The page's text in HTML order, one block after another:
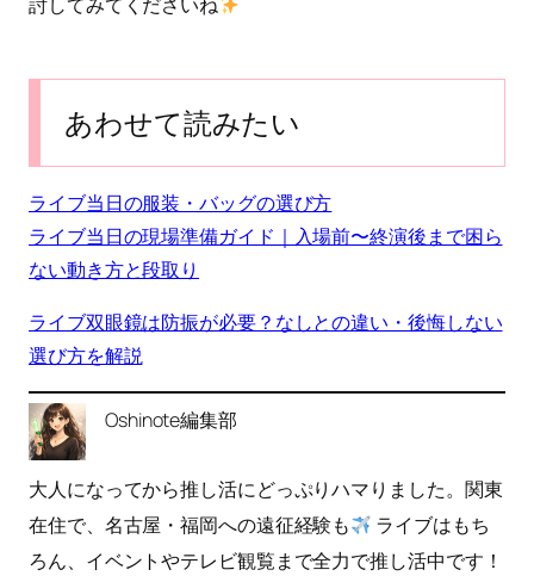
あわせて読みたい
ライブ当日の服装・バッグの選び方
ライブ当日の現場準備ガイド｜入場前〜終演後まで困ら
ない動き方と段取り
ライブ双眼鏡は防振が必要？なしとの違い・後悔しない
選び方を解説
Oshinote編集部
大人になってから推し活にどっぷりハマりました。関東
在住で、名古屋・福岡への遠征経験も
ライブはもち
ろん、イベントやテレビ観覧まで全力で推し活中です！